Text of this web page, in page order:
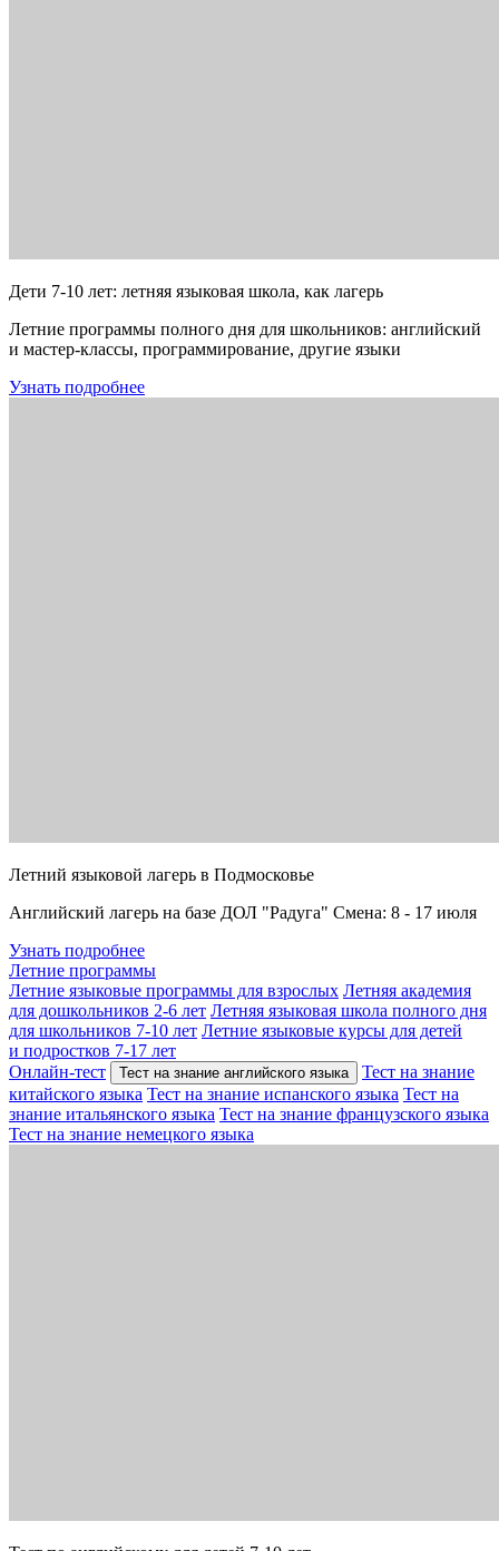
Дети 7-10 лет: летняя языковая школа, как лагерь
Летние программы полного дня для школьников: английский
и мастер-классы, программирование, другие языки
Узнать подробнее
Летний языковой лагерь в Подмосковье
Английский лагерь на базе ДОЛ "Радуга" Смена: 8 - 17 июля
Узнать подробнее
Летние программы
Летние языковые программы для взрослых Летняя академия
для дошкольников 2-6 лет Летняя языковая школа полного дня
для школьников 7-10 лет Летние языковые курсы для детей
и подростков 7-17 лет
Онлайн-тест
Тест на знание английского языка
Тест на знание
китайского языка Тест на знание испанского языка Тест на
знание итальянского языка Тест на знание французского языка
Тест на знание немецкого языка